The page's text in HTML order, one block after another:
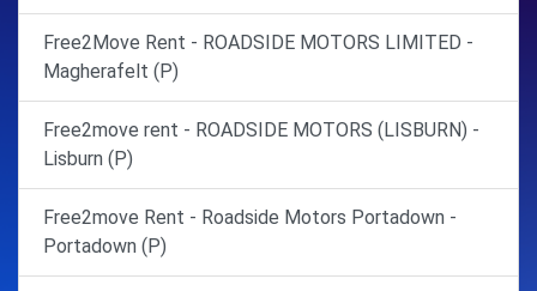
Free2Move Rent - ROADSIDE MOTORS LIMITED -
Magherafelt (P)
Free2move rent - ROADSIDE MOTORS (LISBURN) -
Lisburn (P)
Free2move Rent - Roadside Motors Portadown -
Portadown (P)